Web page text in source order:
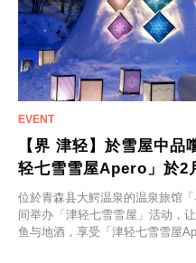
【界 津轻】於雪屋中
轻七雪雪屋Apero」於2
位於青森县大鰐温泉的温泉旅馆
间举办「津轻七雪雪屋」活动，
鱼与地酒，享受「津轻七雪雪屋